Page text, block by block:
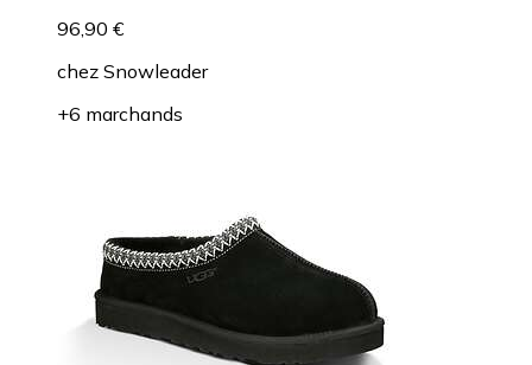
96,90 €
chez Snowleader
+6 marchands